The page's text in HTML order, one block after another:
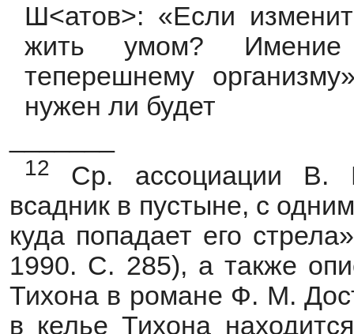
Ш<атов>: «Если
жить умом? Имение
теперешнему
нужен ли будет
12
Ср. ассоциации В.
всадник в пустыне, с
куда попадает его
1990. С. 285), а также
Тихона в романе Ф. М.
в келье Тихона